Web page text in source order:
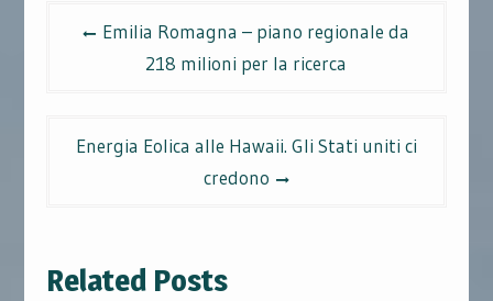
Emilia Romagna – piano regionale da
218 milioni per la ricerca
Energia Eolica alle Hawaii. Gli Stati uniti ci
credono
Related Posts